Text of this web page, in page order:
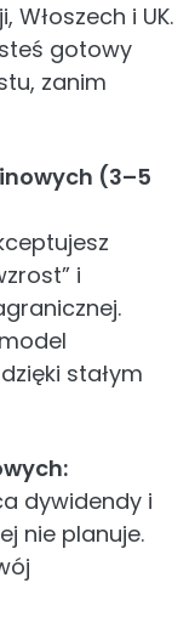
i UK.
gotowy
zanim
(3–5
i
stałym
dywidendy i
nie planuje.